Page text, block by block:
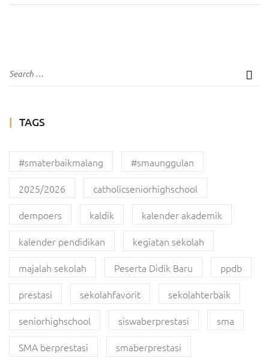
TAGS
#smaterbaikmalang
#smaunggulan
2025/2026
catholicseniorhighschool
dempoers
kaldik
kalender akademik
kalender pendidikan
kegiatan sekolah
majalah sekolah
Peserta Didik Baru
ppdb
prestasi
sekolahfavorit
sekolahterbaik
seniorhighschool
siswaberprestasi
sma
SMA berprestasi
smaberprestasi